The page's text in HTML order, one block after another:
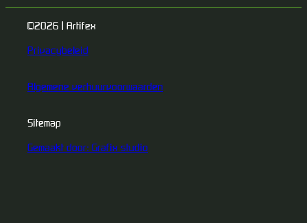
©2026 | Artifex
Privacybeleid
Algemene verhuurvoorwaarden
Sitemap
Gemaakt door: Grafix studio